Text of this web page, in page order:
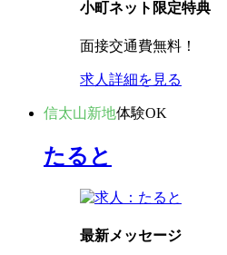
小町ネット限定特典
面接交通費無料！
求人詳細を見る
信太山新地体験OK
たると
最新メッセージ